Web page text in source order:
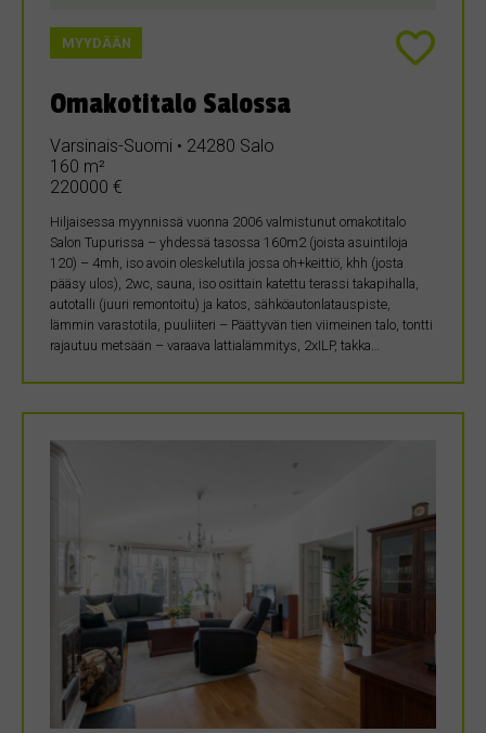
MYYDÄÄN
Omakotitalo Salossa
Varsinais-Suomi • 24280 Salo
160 m²
220000 €
Hiljaisessa myynnissä vuonna 2006 valmistunut omakotitalo
Salon Tupurissa – yhdessä tasossa 160m2 (joista asuintiloja
120) – 4mh, iso avoin oleskelutila jossa oh+keittiö, khh (josta
pääsy ulos), 2wc, sauna, iso osittain katettu terassi takapihalla,
autotalli (juuri remontoitu) ja katos, sähköautonlatauspiste,
lämmin varastotila, puuliiteri – Päättyvän tien viimeinen talo, tontti
rajautuu metsään – varaava lattialämmitys, 2xILP, takka…